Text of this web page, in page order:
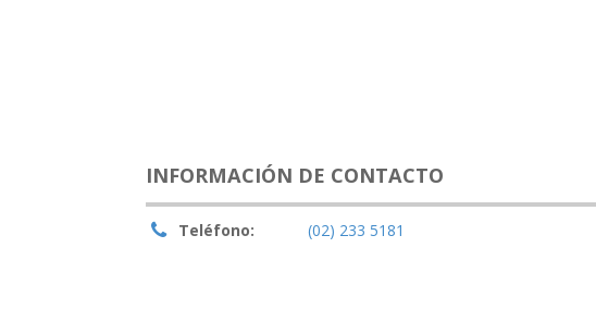
INFORMACIÓN DE CONTACTO
Teléfono: (02) 233 5181